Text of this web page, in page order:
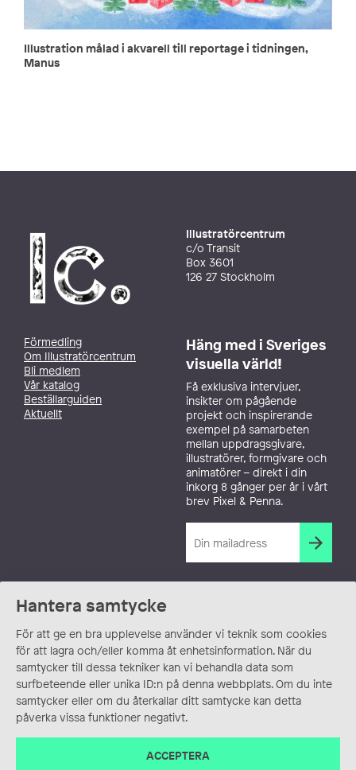
Hantera samtycke
För att ge en bra upplevelse använder vi teknik som cookies
för att lagra och/eller komma åt enhetsinformation. När du
samtycker till dessa tekniker kan vi behandla data som
surfbeteende eller unika ID:n på denna webbplats. Om du inte
samtycker eller om du återkallar ditt samtycke kan detta
påverka vissa funktioner negativt.
ACCEPTERA
Illustration målad i akvarell till reportage i tidningen,
Manus
Illustratörcentrum
c/o Transit
Box 3601
126 27 Stockholm
Förmedling
Om Illustratörcentrum
Bli medlem
Vår katalog
Beställarguiden
Aktuellt
Häng med i Sveriges
visuella värld!
Få exklusiva intervjuer,
insikter om pågående
projekt och inspirerande
exempel på samarbeten
mellan uppdragsgivare,
illustratörer, formgivare och
animatörer – direkt i din
inkorg 8 gånger per år i vårt
brev Pixel & Penna.